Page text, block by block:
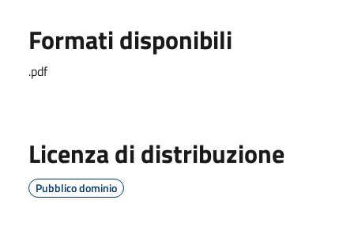
Formati disponibili
.pdf
Licenza di distribuzione
Pubblico dominio